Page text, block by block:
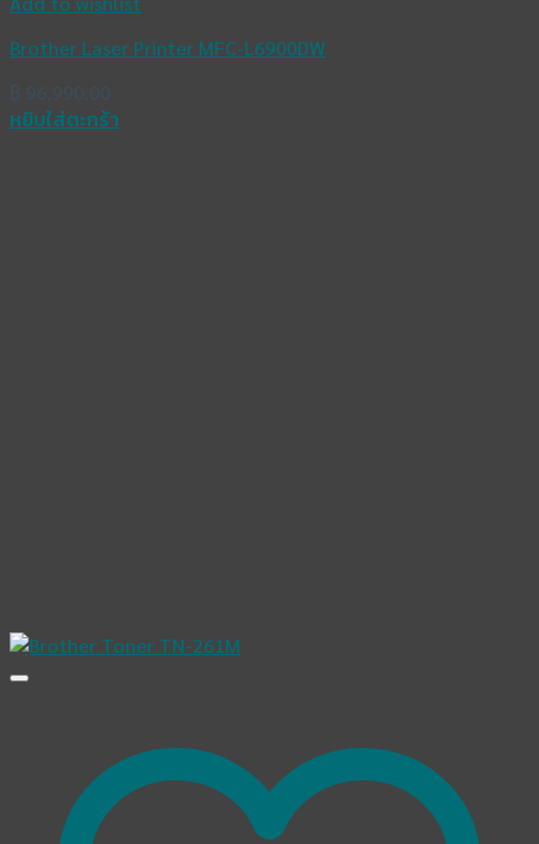
Brother Laser Printer MFC-L6900DW
฿ 96,990.00
หยิบใส่ตะกร้า